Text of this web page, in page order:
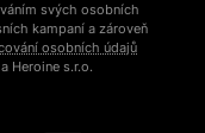
svých osobních
kampaní a zároveň
osobních údajů
Heroine s.r.o.